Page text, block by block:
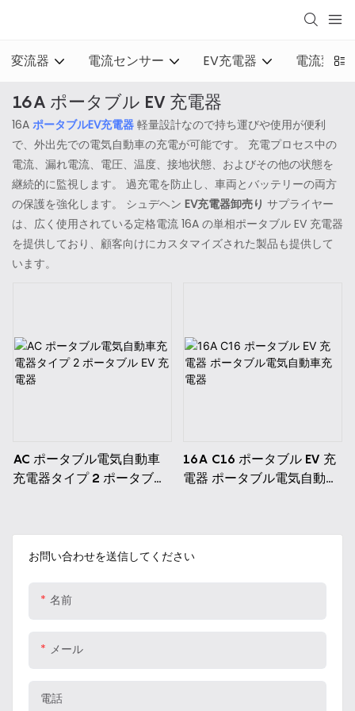
変流器 電流センサー EV充電器 電流変換
16A ポータブル EV 充電器
16A ポータブルEV充電器 軽量設計なので持ち運びや使用が便利
で、外出先での電気自動車の充電が可能です。 充電プロセス中の
電流、漏れ電流、電圧、温度、接地状態、およびその他の状態を
継続的に監視します。 過充電を防止し、車両とバッテリーの両方
の保護を強化します。 シュデヘン EV充電器卸売り サプライヤー
は、広く使用されている定格電流 16A の単相ポータブル EV 充電器
を提供しており、顧客向けにカスタマイズされた製品も提供して
います。
お問い合わせを送信してください
名前
メール
電話
AC ポータブル電気自動車
充電器タイプ 2 ポータブル
16A C16 ポータブル EV 充
電器 ポータブル電気自動車